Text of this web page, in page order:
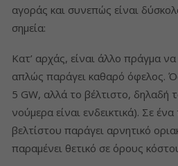
αγοράς και συνεπώς είναι
σημεία:
Κατ’ αρχάς, είναι άλλο πράγμα
απλώς παράγει καθαρό όφελος.
5 GW, αλλά το βέλτιστο, δηλαδή
νούμερα είναι ενδεικτικά). Σε
βελτίστου παράγει αρνητικό
παραμένει θετικό σε όρους